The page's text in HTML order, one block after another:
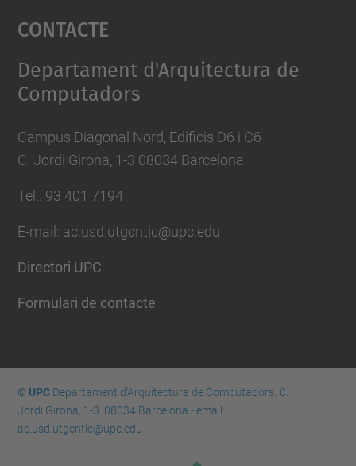
powered by
Contacte
Departament d'Arquitectura de
Computadors
Campus Diagonal Nord, Edificis D6 i C6
C. Jordi Girona, 1-3 08034 Barcelona
Tel.: 93 401 7194
E-mail: ac.usd.utgcntic@upc.edu
Directori UPC
Formulari de contacte
© UPCDepartament d'Arquitectura de Computadors. C.
Jordi Girona, 1-3. 08034 Barcelona - email:
ac.usd.utgcntic@upc.edu